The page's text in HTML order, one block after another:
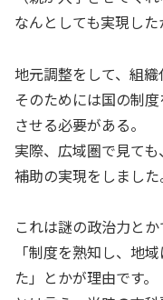
なんとしても実現した
地元調整をして、組織
そのためには国の制
させる必要がある。
実際、広域圏で見て
補助の実現をしました
これは謎の政治力と
「制度を熟知し、地
た」とかが理由です。